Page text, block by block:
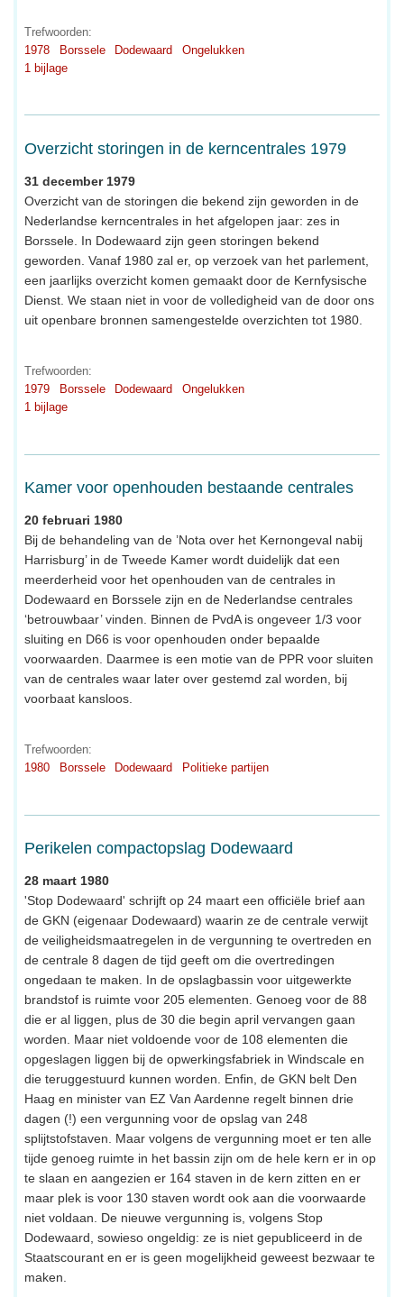
Trefwoorden:
1978
Borssele Dodewaard
Ongelukken
1 bijlage
Overzicht storingen in de kerncentrales 1979
31 december 1979
Overzicht van de storingen die bekend zijn geworden in de
Nederlandse kerncentrales in het afgelopen jaar: zes in
Borssele. In Dodewaard zijn geen storingen bekend
geworden. Vanaf 1980 zal er, op verzoek van het parlement,
een jaarlijks overzicht komen gemaakt door de Kernfysische
Dienst. We staan niet in voor de volledigheid van de door ons
uit openbare bronnen samengestelde overzichten tot 1980.
Trefwoorden:
1979
Borssele Dodewaard
Ongelukken
1 bijlage
Kamer voor openhouden bestaande centrales
20 februari 1980
Bij de behandeling van de ’Nota over het Kernongeval nabij
Harrisburg’ in de Tweede Kamer wordt duidelijk dat een
meerderheid voor het openhouden van de centrales in
Dodewaard en Borssele zijn en de Nederlandse centrales
‘betrouwbaar’ vinden. Binnen de PvdA is ongeveer 1/3 voor
sluiting en D66 is voor openhouden onder bepaalde
voorwaarden. Daarmee is een motie van de PPR voor sluiten
van de centrales waar later over gestemd zal worden, bij
voorbaat kansloos.
Trefwoorden:
1980
Borssele Dodewaard Politieke partijen
Perikelen compactopslag Dodewaard
28 maart 1980
'Stop Dodewaard' schrijft op 24 maart een officiële brief aan
de GKN (eigenaar Dodewaard) waarin ze de centrale verwijt
de veiligheidsmaatregelen in de vergunning te overtreden en
de centrale 8 dagen de tijd geeft om die overtredingen
ongedaan te maken. In de opslagbassin voor uitgewerkte
brandstof is ruimte voor 205 elementen. Genoeg voor de 88
die er al liggen, plus de 30 die begin april vervangen gaan
worden. Maar niet voldoende voor de 108 elementen die
opgeslagen liggen bij de opwerkingsfabriek in Windscale en
die teruggestuurd kunnen worden. Enfin, de GKN belt Den
Haag en minister van EZ Van Aardenne regelt binnen drie
dagen (!) een vergunning voor de opslag van 248
splijtstofstaven. Maar volgens de vergunning moet er ten alle
tijde genoeg ruimte in het bassin zijn om de hele kern er in op
te slaan en aangezien er 164 staven in de kern zitten en er
maar plek is voor 130 staven wordt ook aan die voorwaarde
niet voldaan. De nieuwe vergunning is, volgens Stop
Dodewaard, sowieso ongeldig: ze is niet gepubliceerd in de
Staatscourant en er is geen mogelijkheid geweest bezwaar te
maken.